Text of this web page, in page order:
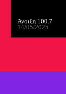
Άνοιξη 100.7
14/05/2025